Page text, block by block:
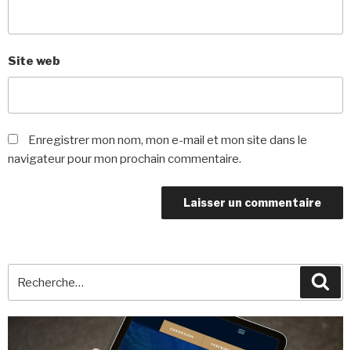
Site web
Enregistrer mon nom, mon e-mail et mon site dans le
navigateur pour mon prochain commentaire.